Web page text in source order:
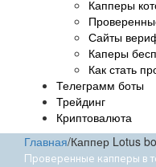
Капперы
Сайты
Каперы
Как стать
Телеграмм боты
Трейдинг
Криптовалюта
Главная/Каппер Lotus
Проверенные капперы в